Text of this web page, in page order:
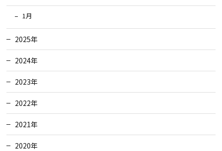
1月
2025年
2024年
2023年
2022年
2021年
2020年